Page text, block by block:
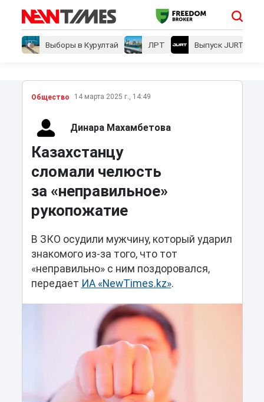
Выборы в Курултай ЛРТ Выпуск JURT
Общество 14 марта 2025 г., 14:49
Динара Махамбетова
Казахстанцу
сломали челюсть
за «неправильное»
рукопожатие
В ЗКО осудили мужчину, который ударил
знакомого из-за того, что тот
«неправильно» с ним поздоровался,
передает ИА «NewTimes.kz».